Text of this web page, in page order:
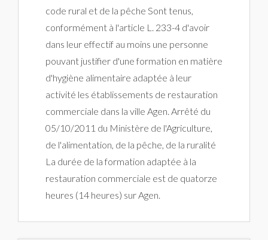
code rural et de la pêche Sont tenus,
conformément à l'article L. 233-4 d'avoir
dans leur effectif au moins une personne
pouvant justifier d'une formation en matière
d'hygiène alimentaire adaptée à leur
activité les établissements de restauration
commerciale dans la ville Agen. Arrêté du
05/10/2011 du Ministère de l'Agriculture,
de l'alimentation, de la pêche, de la ruralité
La durée de la formation adaptée à la
restauration commerciale est de quatorze
heures (14 heures) sur Agen.